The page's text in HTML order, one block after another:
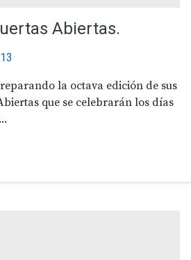
Abiertas.
la octava edición de sus
que se celebrarán los días